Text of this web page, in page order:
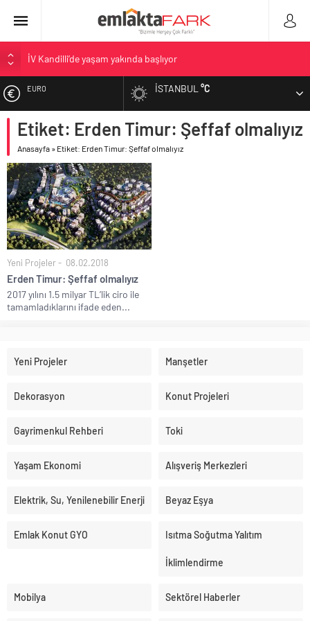
İV Kandilli’de yaşam yakında başlıyor
OYAK Çimento, jeopolitik risklere ve maliyet baskısına rağmen
2026’nın ikinci çeyreğinde olumlu performansını sürdürdü
Geberit Info Showroom, yaklaşık 300 sektör profesyonelini
ağırladı
Çimko, stratejik pazarlama vizyonuyla bayilerinin kurumsal
gelişimini destekliyor
Birleşik Arap Emirlikleri’nin ilk yüksek hızlı demiryolu projesine
Kalyon İnşaat imzası
EURO
ALTIN
DOLAR
İSTANBUL°C
Etiket: Erden Timur: Şeffaf olmalıyız
Anasayfa » Etiket: Erden Timur: Şeffaf olmalıyız
Yeni Projeler 08.02.2018
Erden Timur: Şeffaf olmalıyız
2017 yılını 1.5 milyar TL’lik ciro ile
tamamladıklarını ifade eden...
Yeni Projeler Manşetler
Dekorasyon Konut Projeleri
Gayrimenkul Rehberi Toki
Yaşam Ekonomi Alışveriş Merkezleri
Elektrik, Su, Yenilenebilir Enerji Beyaz Eşya
Emlak Konut GYO Isıtma Soğutma Yalıtım
İklimlendirme
Mobilya Sektörel Haberler